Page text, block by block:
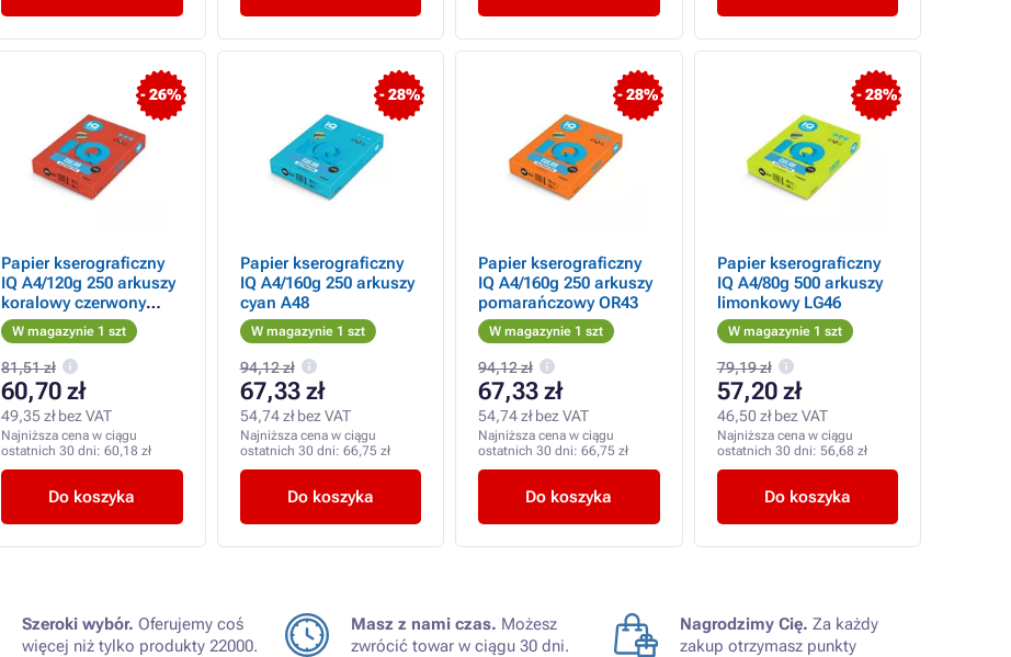
- 26%
Papier kserograficzny
IQ A4/120g 250 arkuszy
koralowy czerwony
CO44
W magazynie 1 szt
81,51 zł
60,70 zł
49,35 zł bez VAT
Najniższa cena w ciągu
ostatnich 30 dni: 60,18 zł
Do koszyka
- 28%
Papier kserograficzny
IQ A4/160g 250 arkuszy
cyan A48
W magazynie 1 szt
94,12 zł
67,33 zł
54,74 zł bez VAT
Najniższa cena w ciągu
ostatnich 30 dni: 66,75 zł
Do koszyka
- 28%
Papier kserograficzny
IQ A4/160g 250 arkuszy
pomarańczowy OR43
W magazynie 1 szt
94,12 zł
67,33 zł
54,74 zł bez VAT
Najniższa cena w ciągu
ostatnich 30 dni: 66,75 zł
Do koszyka
- 28%
Papier kserograficzny
IQ A4/80g 500 arkuszy
limonkowy LG46
W magazynie 1 szt
79,19 zł
57,20 zł
46,50 zł bez VAT
Najniższa cena w ciągu
ostatnich 30 dni: 56,68 zł
Do koszyka
Szeroki wybór. Oferujemy coś
więcej niż tylko produkty 22000.
Masz z nami czas. Możesz
zwrócić towar w ciągu 30 dni.
Nagrodzimy Cię. Za każdy
zakup otrzymasz punkty